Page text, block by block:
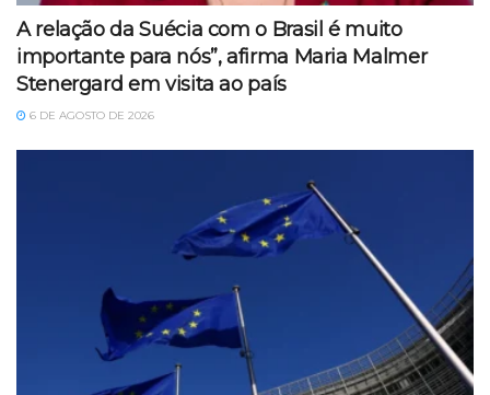
A relação da Suécia com o Brasil é muito
importante para nós”, afirma Maria Malmer
Stenergard em visita ao país
6 DE AGOSTO DE 2026